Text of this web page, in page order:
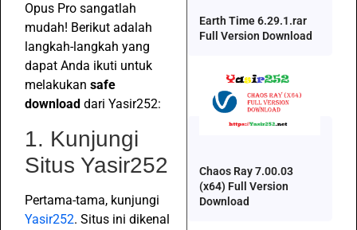
Opus Pro sangatlah
mudah! Berikut adalah
langkah-langkah yang
dapat Anda ikuti untuk
melakukan safe
download dari Yasir252:
1. Kunjungi
Situs Yasir252
Pertama-tama, kunjungi
Yasir252. Situs ini dikenal
Earth Time 6.29.1.rar
Full Version Download
Chaos Ray 7.00.03
(x64) Full Version
Download